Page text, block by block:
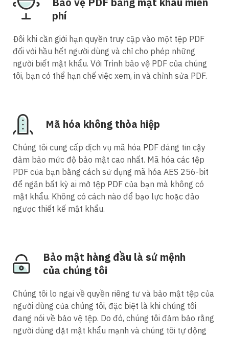
phí
Đôi khi cần giới hạn quyền truy cập vào một tệp PDF
đối với hầu hết người dùng và chỉ cho phép những
người biết mật khẩu. Với Trình bảo vệ PDF của chúng
tôi, bạn có thể hạn chế việc xem, in và chỉnh sửa PDF.
Mã hóa không thỏa hiệp
Chúng tôi cung cấp dịch vụ mã hóa PDF đáng tin cậy
đảm bảo mức độ bảo mật cao nhất. Mã hóa các tệp
PDF của bạn bằng cách sử dụng mã hóa AES 256-bit
để ngăn bất kỳ ai mở tệp PDF của bạn mà không có
mật khẩu. Không có cách nào để bạo lực hoặc đảo
ngược thiết kế mật khẩu.
Bảo mật hàng đầu là sứ mệnh
của chúng tôi
Chúng tôi lo ngại về quyền riêng tư và bảo mật tệp của
người dùng của chúng tôi, đặc biệt là khi chúng tôi
đang nói về bảo vệ tệp. Do đó, chúng tôi đảm bảo rằng
người dùng đặt mật khẩu mạnh và chúng tôi tự động